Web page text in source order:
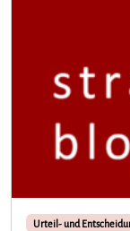
Urteil- und